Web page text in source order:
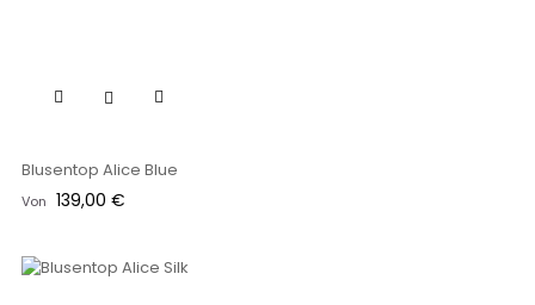
Blusentop Alice Blue
Von Preis
139,00 €